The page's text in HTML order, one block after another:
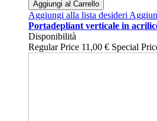
Aggiungi al Carrello
Aggiungi alla lista desideri
Portadepliant verticale in
Disponibilità
Regular Price 11,00 € Special